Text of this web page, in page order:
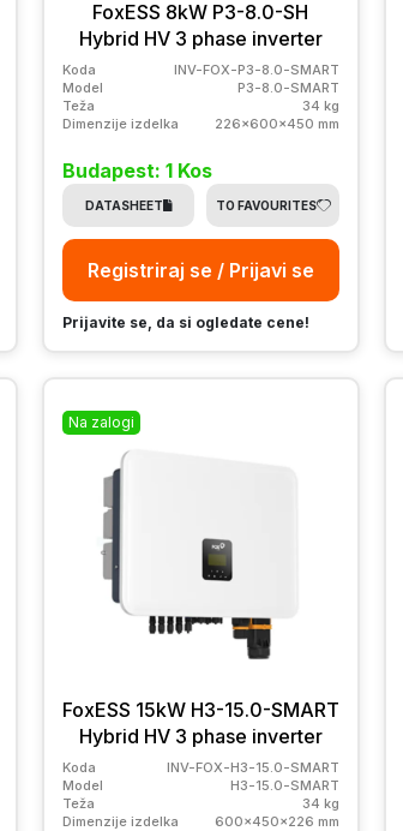
FoxESS 8kW P3-8.0-SH
Hybrid HV 3 phase inverter
Koda
INV-FOX-P3-8.0-SMART
Model
P3-8.0-SMART
Teža
34 kg
Dimenzije izdelka
226x600x450 mm
Budapest: 1 Kos
DATASHEET TO FAVOURITES
Registriraj se / Prijavi se
Prijavite se, da si ogledate cene!
Na zalogi
FoxESS 15kW H3-15.0-SMART
Hybrid HV 3 phase inverter
Koda
INV-FOX-H3-15.0-SMART
Model
H3-15.0-SMART
Teža
34 kg
Dimenzije izdelka
600x450x226 mm